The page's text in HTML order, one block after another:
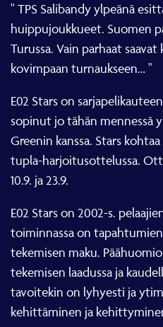
" TPS Salibandy ylpeänä
huippujoukkueet. Suomen
Turussa. Vain parhaat
kovimpaan turnaukseen… "
E02 Stars on
sopinut jo tähän mennessä
Greenin kanssa. Stars
tupla-harjoitusottelussa.
10.9. ja 23.9.
E02 Stars on 2002-s.
toiminnassa on
tekemisen maku.
tekemisen laadussa ja
tavoitekin on lyhyesti ja
kehittäminen ja